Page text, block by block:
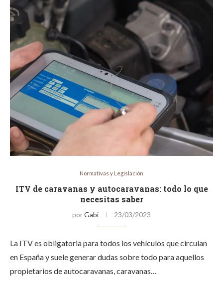
Normativas y Legislación
ITV de caravanas y autocaravanas: todo lo que
necesitas saber
porGabi 23/03/2023
La ITV es obligatoria para todos los vehículos que circulan
en España y suele generar dudas sobre todo para aquellos
propietarios de autocaravanas, caravanas…